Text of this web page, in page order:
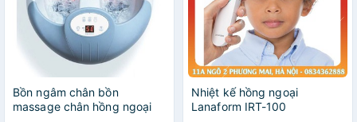
Bồn ngâm chân bồn
massage chân hồng ngoại
Nhiệt kế hồng ngoại
Lanaform IRT-100